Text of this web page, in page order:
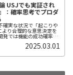
USJでも実証され
：確率思考でプロダ
確実な状況で「起こりや
り合理的な意思決定を
発では機能の成功確率×
数シナリオを想定してリ
2025.03.01